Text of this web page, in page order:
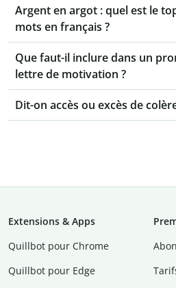
Argent en argot : quel est le
mots en français ?
Que faut-il inclure dans un
lettre de motivation ?
Dit-on accès ou excès de
Extensions & Apps
Quillbot pour Chrome
Quillbot pour Edge